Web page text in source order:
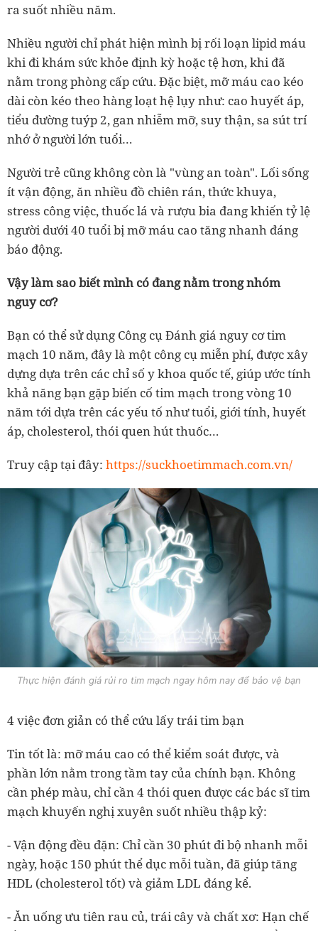
ra suốt nhiều năm.
Nhiều người chỉ phát hiện mình bị rối loạn lipid máu
khi đi khám sức khỏe định kỳ hoặc tệ hơn, khi đã
nằm trong phòng cấp cứu. Đặc biệt, mỡ máu cao kéo
dài còn kéo theo hàng loạt hệ lụy như: cao huyết áp,
tiểu đường tuýp 2, gan nhiễm mỡ, suy thận, sa sút trí
nhớ ở người lớn tuổi…
Người trẻ cũng không còn là "vùng an toàn". Lối sống
ít vận động, ăn nhiều đồ chiên rán, thức khuya,
stress công việc, thuốc lá và rượu bia đang khiến tỷ lệ
người dưới 40 tuổi bị mỡ máu cao tăng nhanh đáng
báo động.
Vậy làm sao biết mình có đang nằm trong nhóm
nguy cơ?
Bạn có thể sử dụng Công cụ Đánh giá nguy cơ tim
mạch 10 năm, đây là một công cụ miễn phí, được xây
dựng dựa trên các chỉ số y khoa quốc tế, giúp ước tính
khả năng bạn gặp biến cố tim mạch trong vòng 10
năm tới dựa trên các yếu tố như tuổi, giới tính, huyết
áp, cholesterol, thói quen hút thuốc…
Truy cập tại đây: https://suckhoetimmach.com.vn/
Thực hiện đánh giá rủi ro tim mạch ngay hôm nay để bảo vệ bạn
4 việc đơn giản có thể cứu lấy trái tim bạn
Tin tốt là: mỡ máu cao có thể kiểm soát được, và
phần lớn nằm trong tầm tay của chính bạn. Không
cần phép màu, chỉ cần 4 thói quen được các bác sĩ tim
mạch khuyến nghị xuyên suốt nhiều thập kỷ:
- Vận động đều đặn: Chỉ cần 30 phút đi bộ nhanh mỗi
ngày, hoặc 150 phút thể dục mỗi tuần, đã giúp tăng
HDL (cholesterol tốt) và giảm LDL đáng kể.
- Ăn uống ưu tiên rau củ, trái cây và chất xơ: Hạn chế